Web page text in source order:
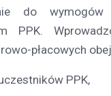
do
PPK.
płacowych
PPK,